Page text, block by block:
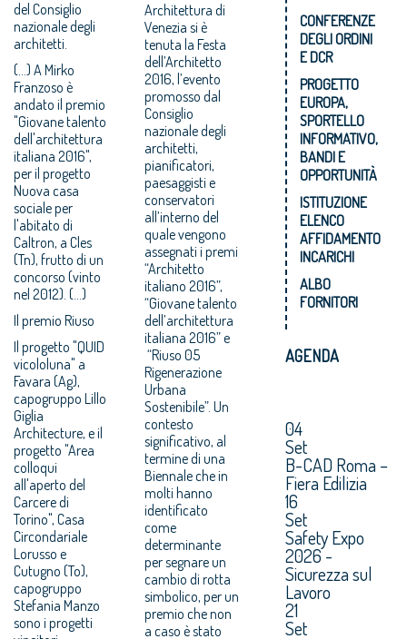
del Consiglio
nazionale degli
architetti.
(...) A Mirko
Franzoso è
andato il premio
"Giovane talento
dell'architettura
italiana 2016",
per il progetto
Nuova casa
sociale per
l'abitato di
Caltron, a Cles
(Tn), frutto di un
concorso (vinto
nel 2012). (...)
Il premio Riuso
Il progetto "QUID
vicololuna" a
Favara (Ag),
capogruppo Lillo
Giglia
Architecture, e il
progetto "Area
colloqui
all'aperto del
Carcere di
Torino", Casa
Circondariale
Lorusso e
Cutugno (To),
capogruppo
Stefania Manzo
sono i progetti
Architettura di
Venezia si è
tenuta la Festa
dell’Architetto
2016, l’evento
promosso dal
Consiglio
nazionale degli
architetti,
pianificatori,
paesaggisti e
conservatori
all’interno del
quale vengono
assegnati i premi
“Architetto
italiano 2016”,
“Giovane talento
dell’architettura
italiana 2016” e
“Riuso 05
Rigenerazione
Urbana
Sostenibile”. Un
contesto
significativo, al
termine di una
Biennale che in
molti hanno
identificato
come
determinante
per segnare un
cambio di rotta
simbolico, per un
premio che non
a caso è stato
CONFERENZE
DEGLI ORDINI
E DCR
PROGETTO
EUROPA,
SPORTELLO
INFORMATIVO,
BANDI E
OPPORTUNITÀ
ISTITUZIONE
ELENCO
AFFIDAMENTO
INCARICHI
ALBO
FORNITORI
AGENDA
04
Set
B-CAD Roma –
Fiera Edilizia
16
Set
Safety Expo
2026 -
Sicurezza sul
Lavoro
21
Set